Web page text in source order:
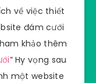
về việc thiết
đám cưới
khảo thêm
” Hy vọng sau
một website